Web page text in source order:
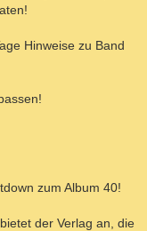
Hinweise zu Band
zum Album 40!
der Verlag an, die